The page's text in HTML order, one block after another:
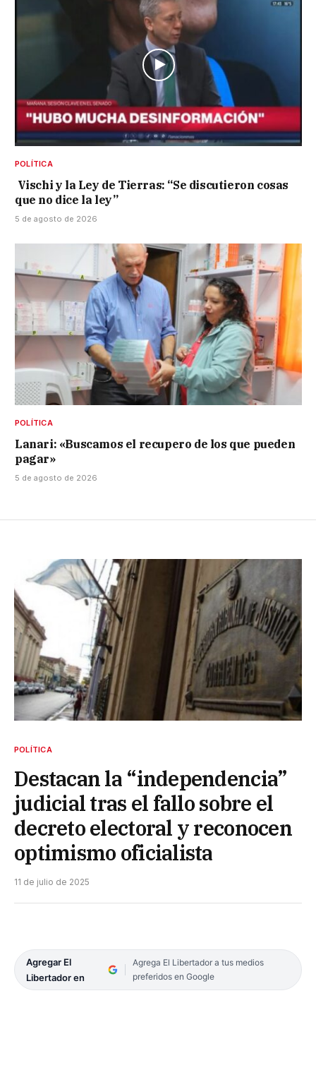
POLÍTICA
Vischi y la Ley de Tierras: “Se discutieron cosas
que no dice la ley”
5 de agosto de 2026
POLÍTICA
Lanari: «Buscamos el recupero de los que pueden
pagar»
5 de agosto de 2026
POLÍTICA
Destacan la “independencia”
judicial tras el fallo sobre el
decreto electoral y reconocen
optimismo oficialista
11 de julio de 2025
Agregar El
Libertador en
Agrega El Libertador a tus medios
preferidos en Google